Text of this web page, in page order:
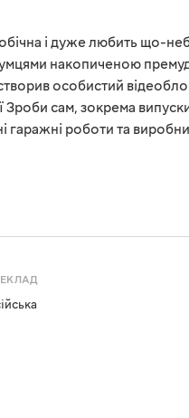
і дуже любить що-
накопиченою
особистий
Зроби сам, зокрема
гаражні роботи та